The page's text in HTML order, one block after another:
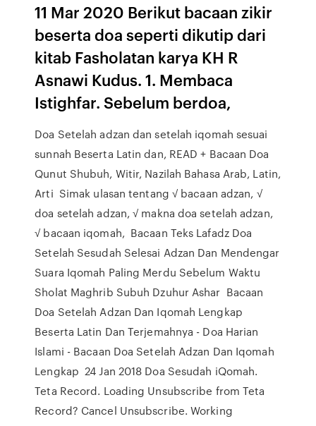
11 Mar 2020 Berikut bacaan zikir
beserta doa seperti dikutip dari
kitab Fasholatan karya KH R
Asnawi Kudus. 1. Membaca
Istighfar. Sebelum berdoa,
Doa Setelah adzan dan setelah iqomah sesuai
sunnah Beserta Latin dan, READ + Bacaan Doa
Qunut Shubuh, Witir, Nazilah Bahasa Arab, Latin,
Arti Simak ulasan tentang √ bacaan adzan, √
doa setelah adzan, √ makna doa setelah adzan,
√ bacaan iqomah, Bacaan Teks Lafadz Doa
Setelah Sesudah Selesai Adzan Dan Mendengar
Suara Iqomah Paling Merdu Sebelum Waktu
Sholat Maghrib Subuh Dzuhur Ashar Bacaan
Doa Setelah Adzan Dan Iqomah Lengkap
Beserta Latin Dan Terjemahnya - Doa Harian
Islami - Bacaan Doa Setelah Adzan Dan Iqomah
Lengkap 24 Jan 2018 Doa Sesudah iQomah.
Teta Record. Loading Unsubscribe from Teta
Record? Cancel Unsubscribe. Working